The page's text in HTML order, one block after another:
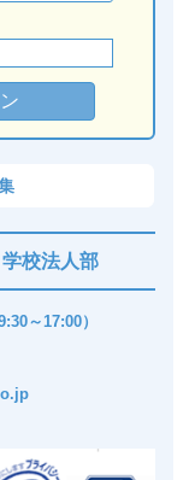
校法人部
～17:00）